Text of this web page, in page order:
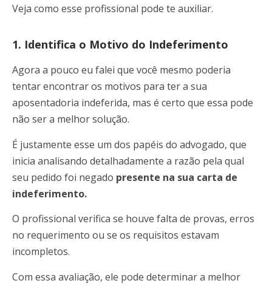
Veja como esse profissional pode te auxiliar.
1. Identifica o Motivo do Indeferimento
Agora a pouco eu falei que você mesmo poderia
tentar encontrar os motivos para ter a sua
aposentadoria indeferida, mas é certo que essa pode
não ser a melhor solução.
É justamente esse um dos papéis do advogado, que
inicia analisando detalhadamente a razão pela qual
seu pedido foi negado presente na sua carta de
indeferimento.
O profissional verifica se houve falta de provas, erros
no requerimento ou se os requisitos estavam
incompletos.
Com essa avaliação, ele pode determinar a melhor